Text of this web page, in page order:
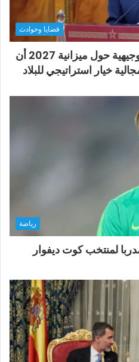
قضايا وحوادث
أخنوش يؤكد في المذكرة التوجيهية حول ميزانية 2027 أن
خيار استراتيجي للبلاد
رياضة
لمنتخب كوت ديفوار